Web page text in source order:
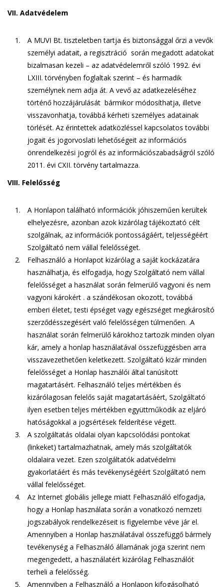
VII. Adatvédelem
A MUVI Bt. tiszteletben tartja és biztonsággal őrzi a vevők
személyi adatait, a regisztráció során megadott adatokat
bizalmasan kezeli – az adatvédelemről szóló 1992. évi
LXIII. törvényben foglaltak szerint – és harmadik
személynek nem adja át. A vevő az adatkezeléséhez
történő hozzájárulását bármikor módosíthatja, illetve
visszavonhatja, továbbá kérheti személyes adatainak
törlését. Az érintettek adatközléssel kapcsolatos további
jogait és jogorvoslati lehetőségeit az információs
önrendelkezési jogról és az információszabadságról szóló
2011. évi CXII. törvény tartalmazza.
VIII. Felelősség
A Honlapon található információk jóhiszeműen kerültek
elhelyezésre, azonban azok kizárólag tájékoztató célt
szolgálnak, az információk pontosságáért, teljességéért
Szolgáltató nem vállal felelősséget.
Felhasználó a Honlapot kizárólag a saját kockázatára
használhatja, és elfogadja, hogy Szolgáltató nem vállal
felelősséget a használat során felmerülő vagyoni és nem
vagyoni károkért . a szándékosan okozott, továbbá
emberi életet, testi épséget vagy egészséget megkárosító
szerződésszegésért való felelősségen túlmenően. .A
használat során felmerülő károkhoz tartozik minden olyan
kár, amely a honlap használatával összefüggésben arra
visszavezethetően keletkezett. Szolgáltató kizár minden
felelősséget a Honlap használói által tanúsított
magatartásért. Felhasználó teljes mértékben és
kizárólagosan felelős saját magatartásáért, Szolgáltató
ilyen esetben teljes mértékben együttműködik az eljáró
hatóságokkal a jogsértések felderítése végett.
A szolgáltatás oldalai olyan kapcsolódási pontokat
(linkeket) tartalmazhatnak, amely más szolgáltatók
oldalaira vezet. Ezen szolgáltatók adatvédelmi
gyakorlatáért és más tevékenységéért Szolgáltató nem
vállal felelősséget.
Az Internet globális jellege miatt Felhasználó elfogadja,
hogy a Honlap használata során a vonatkozó nemzeti
jogszabályok rendelkezéseit is figyelembe véve jár el.
Amennyiben a Honlap használatával összefüggő bármely
tevékenység a Felhasználó államának joga szerint nem
megengedett, a használatért kizárólag Felhasználót
terheli a felelősség.
Amennyiben a Felhasználó a Honlapon kifogásolható